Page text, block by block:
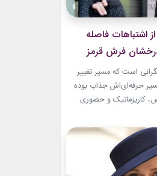
اشتباهات فاصله
فرش قرمز
است که مسیر تغییر
حرفه‌ای‌اش جذاب بوده
کاریزماتیک و حضوری
هنوز زبان شخصی خود را
پیشنهادیگیاهان
آپارتمانیجدیدترین کالکشن 2026 دستبند نقره